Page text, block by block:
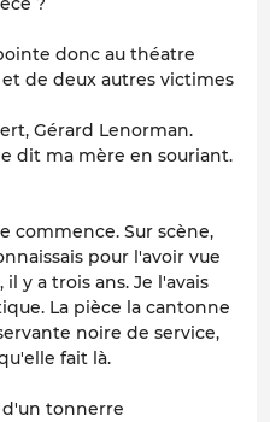
donc au théatre
de deux autres victimes
Gérard Lenorman.
dit ma mère en souriant.
commence. Sur scène,
pour l'avoir vue
y a trois ans. Je l'avais
La pièce la cantonne
noire de service,
fait là.
d'un tonnerre